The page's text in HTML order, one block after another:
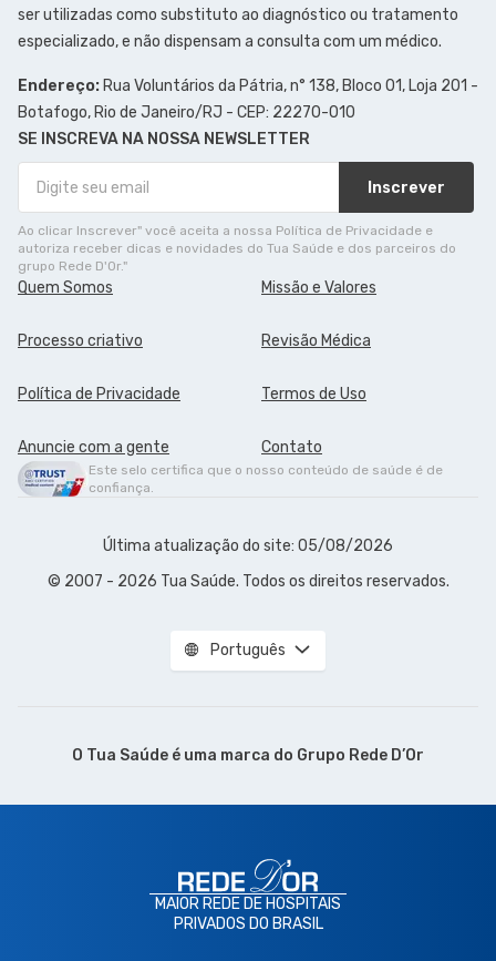
ser utilizadas como substituto ao diagnóstico ou tratamento
especializado, e não dispensam a consulta com um médico.
Endereço: Rua Voluntários da Pátria, n° 138, Bloco 01, Loja 201 -
Botafogo, Rio de Janeiro/RJ - CEP: 22270-010
SE INSCREVA NA NOSSA NEWSLETTER
Inscrever
Ao clicar Inscrever" você aceita a nossa Política de Privacidade e
autoriza receber dicas e novidades do Tua Saúde e dos parceiros do
grupo Rede D'Or."
Quem Somos Missão e Valores
Processo criativo Revisão Médica
Política de Privacidade Termos de Uso
Anuncie com a gente Contato
Este selo certifica que o nosso conteúdo de saúde é de
confiança.
Última atualização do site: 05/08/2026
© 2007 - 2026 Tua Saúde. Todos os direitos reservados.
Português
O Tua Saúde é uma marca do Grupo Rede D’Or
MAIOR REDE DE HOSPITAIS
PRIVADOS DO BRASIL